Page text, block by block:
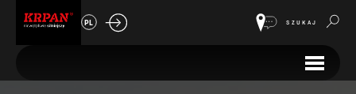
PL SZUKAJ